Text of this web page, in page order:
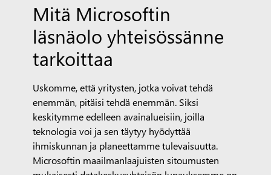
Mitä Microsoftin
läsnäolo yhteisössänne
tarkoittaa
Uskomme, että yritysten, jotka voivat tehdä
enemmän, pitäisi tehdä enemmän. Siksi
keskitymme edelleen avainalueisiin, joilla
teknologia voi ja sen täytyy hyödyttää
ihmiskunnan ja planeettamme tulevaisuutta.
Microsoftin maailmanlaajuisten sitoumusten